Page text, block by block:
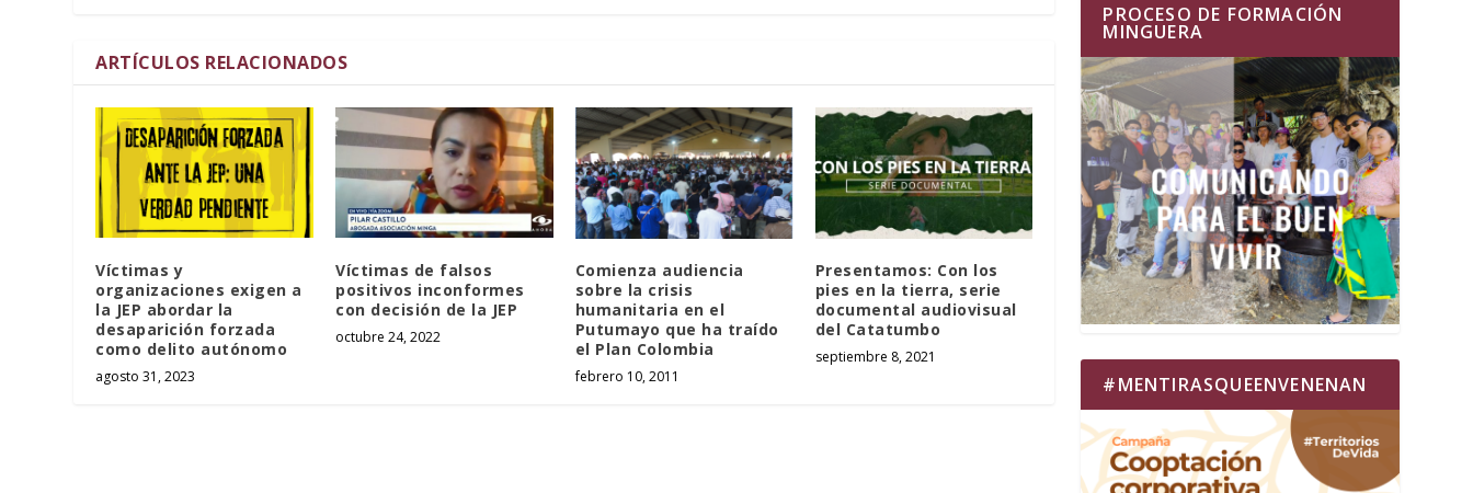
ARTÍCULOS RELACIONADOS
Víctimas y
organizaciones exigen a
la JEP abordar la
desaparición forzada
como delito autónomo
agosto 31, 2023
Víctimas de falsos
positivos inconformes
con decisión de la JEP
octubre 24, 2022
Comienza audiencia
sobre la crisis
humanitaria en el
Putumayo que ha traído
el Plan Colombia
febrero 10, 2011
Presentamos: Con los
pies en la tierra, serie
documental audiovisual
del Catatumbo
septiembre 8, 2021
PROCESO DE FORMACIÓN
MINGUERA
#MENTIRASQUEENVENENAN